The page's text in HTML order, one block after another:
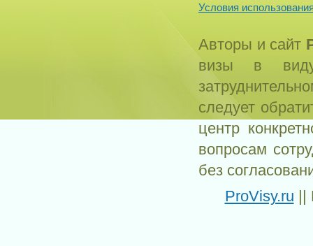
Условия
Авторы и сайт
визы в виду
следует
центр
вопросам
без
ProVisy.ru ||